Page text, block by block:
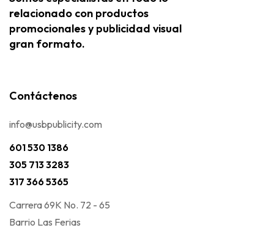
relacionado con productos
promocionales y publicidad visual
gran formato.
Contáctenos
info@usbpublicity.com
601 530 1386
305 713 3283
317 366 5365
Carrera 69K No. 72 - 65
Barrio Las Ferias